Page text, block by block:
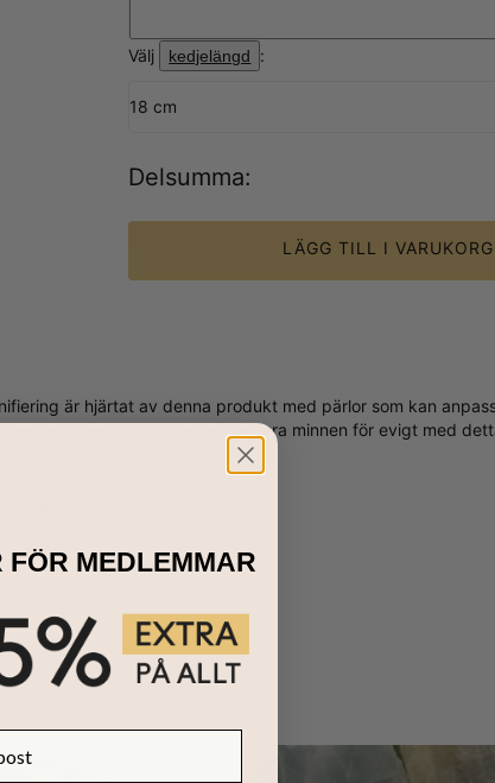
Välj kedjelängd :
18 cm
Delsumma:
LÄGG TILL I
är hjärtat av denna produkt med pärlor som kan
med en pärlhänge. Värdera minnen för evigt med
FÖR MEDLEMMAR